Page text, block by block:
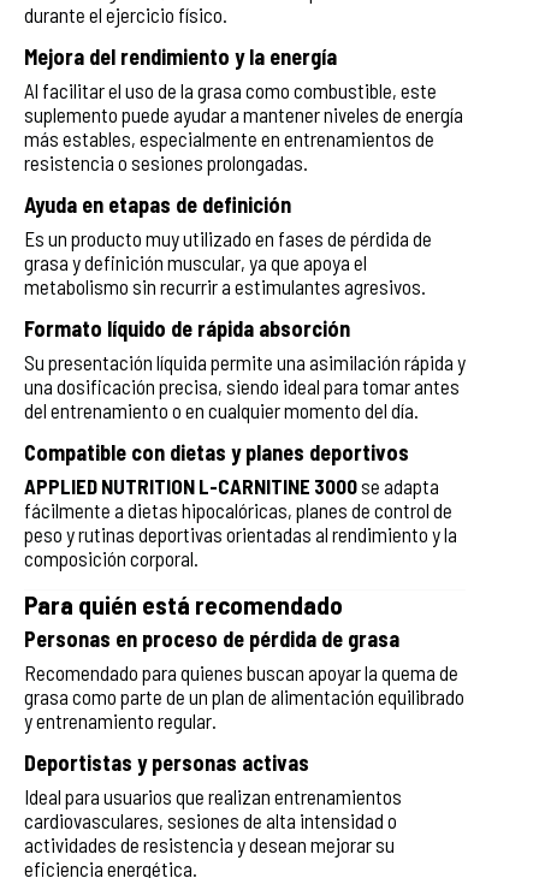
durante el ejercicio físico.
Mejora del rendimiento y la energía
Al facilitar el uso de la grasa como combustible, este
suplemento puede ayudar a mantener niveles de energía
más estables, especialmente en entrenamientos de
resistencia o sesiones prolongadas.
Ayuda en etapas de definición
Es un producto muy utilizado en fases de pérdida de
grasa y definición muscular, ya que apoya el
metabolismo sin recurrir a estimulantes agresivos.
Formato líquido de rápida absorción
Su presentación líquida permite una asimilación rápida y
una dosificación precisa, siendo ideal para tomar antes
del entrenamiento o en cualquier momento del día.
Compatible con dietas y planes deportivos
APPLIED NUTRITION L-CARNITINE 3000se adapta
fácilmente a dietas hipocalóricas, planes de control de
peso y rutinas deportivas orientadas al rendimiento y la
composición corporal.
Para quién está recomendado
Personas en proceso de pérdida de grasa
Recomendado para quienes buscan apoyar la quema de
grasa como parte de un plan de alimentación equilibrado
y entrenamiento regular.
Deportistas y personas activas
Ideal para usuarios que realizan entrenamientos
cardiovasculares, sesiones de alta intensidad o
actividades de resistencia y desean mejorar su
eficiencia energética.